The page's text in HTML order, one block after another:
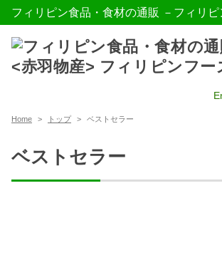
フィリピン食品・食材の通販 －フィリ
Home トップ ベストセラー
ベストセラー